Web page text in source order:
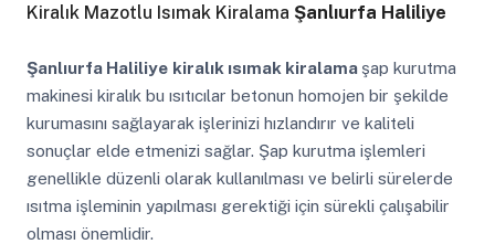
Kiralık Mazotlu Isımak Kiralama Şanlıurfa Haliliye
Şanlıurfa Haliliye kiralık ısımak kiralama şap kurutma
makinesi kiralık bu ısıtıcılar betonun homojen bir şekilde
kurumasını sağlayarak işlerinizi hızlandırır ve kaliteli
sonuçlar elde etmenizi sağlar. Şap kurutma işlemleri
genellikle düzenli olarak kullanılması ve belirli sürelerde
ısıtma işleminin yapılması gerektiği için sürekli çalışabilir
olması önemlidir.